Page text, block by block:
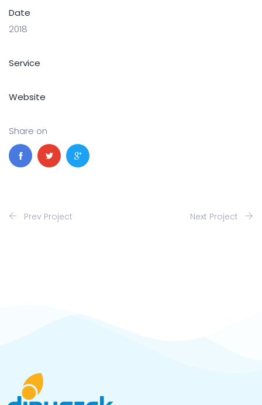
Date
2018
Service
Website
Share on
Prev Project Next Project